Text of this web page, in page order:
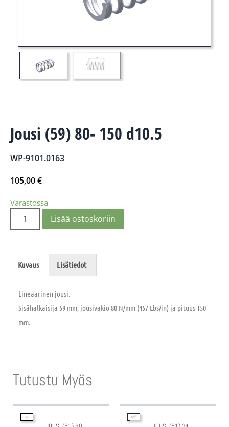
Jousi (59) 80- 150 d10.5
WP-9101.0163
105,00€
Varastossa
Lisää ostoskoriin
Kuvaus Lisätiedot
Lineaarinen jousi.
Sisähalkaisija 59 mm, jousivakio 80 N/mm (457 Lbs/in) ja pituus 150
mm.
Tutustu Myös